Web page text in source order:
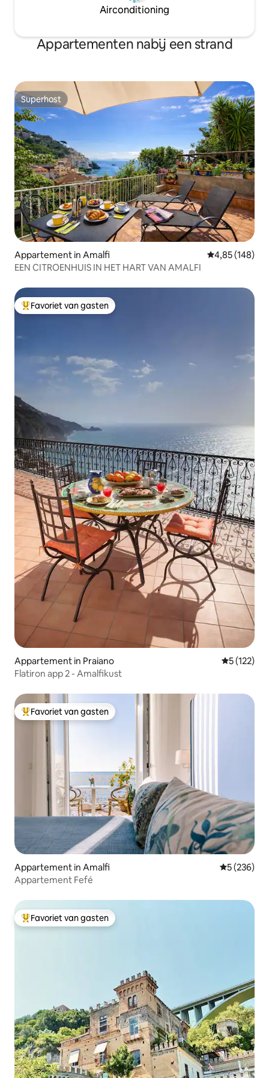
Airconditioning
Appartementen nabij een strand
Superhost
Superhost
Appartement in Amalfi Gemiddelde
4,85 (148)
EEN CITROENHUIS IN HET HART VAN AMALFI
Topfavoriet van gasten
Favoriet van gasten
Appartement in Praiano
5 (122)
Flatiron app 2 - Amalfikust
Topfavoriet van gasten
Favoriet van gasten
Appartement in Amalfi
5 (236)
Appartement Fefé
Topfavoriet van gasten
Favoriet van gasten